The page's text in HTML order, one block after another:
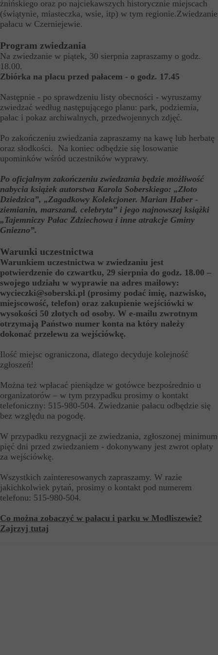
żnińskiego oraz po najciekawszych historycznie miejscach
(świątynie, miasteczka, wsie, itp) w tym regionie.Zwiedzanie
pałacu w Czerniejewie.
Program zwiedzania
Na zwiedzanie w piątek, 30 sierpnia zapraszamy o godz.
18.00.
Zbiórka na placu przed pałacem - o godz. 17.45
Następnie - po sprawdzeniu listy obecności - wyruszamy
zwiedzać według następującego planu: park, podziemia,
pałac i pokaz archiwalnych, przedwojennych zdjęć.
Po zakończeniu zwiedzania zapraszamy na kawę lub herbatę
oraz słodkości. Na koniec odbędzie się losowanie
upominków wśród uczestników wyprawy.
Po oficjalnym zakończeniu zwiedzania będzie możliwość
nabycia książek autorstwa Karola Soberskiego: „Złoto
Dziedzica”, „Zagadkowy Kolekcjoner. Marian Haber -
ziemianin, marszand, celebryta” i jego najnowszej książki
„Tajemniczy Pałac Zdziechowa i inne atrakcje Gminy
Gniezno”.
Warunki uczestnictwa
Warunkiem uczestnictwa w zwiedzaniu jest
potwierdzenie do czwartku, 29 sierpnia do godz. 18.00 –
swojego udziału w wyprawie na adres mailowy:
wycieczki@soberski.pl (prosimy podać imię, nazwisko,
miejscowość, telefon) oraz zakupienie wejściówki w
wysokości 50 złotych od osoby. W e-mailu zwrotnym
otrzymają Państwo numer konta na który należy
dokonać przelewu za wejściówkę.
Ilość miejsc ograniczona, dlatego decyduje kolejność
zgłoszeń!
Można też wpłacać pieniądze w gotówce bezpośrednio u
organizatorów – w tym przypadku prosimy o kontakt
telefoniczny: 515-980-504. Zwiedzanie pałacu odbędzie się
bez względu na pogodę.
W przypadku rezygnacji ze zwiedzania, zgłoszonej minimum
pięć dni przed zwiedzaniem - dokonywany jest zwrot opłaty
za wejściówkę.
Wszystkich zainteresowanych zapraszamy. W razie
jakichkolwiek pytań, prosimy o kontakt pod numerem
telefonu: 515-980-504.
Co można zobaczyć w pałacu i parku w Modliszewie?
Zajrzyj tutaj